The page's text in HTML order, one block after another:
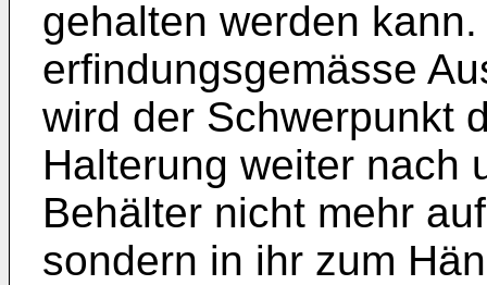
gehalten werden
erfindungsgemässe
wird der Schwerpunkt
Halterung weiter nach
Behälter nicht mehr
sondern in ihr zum